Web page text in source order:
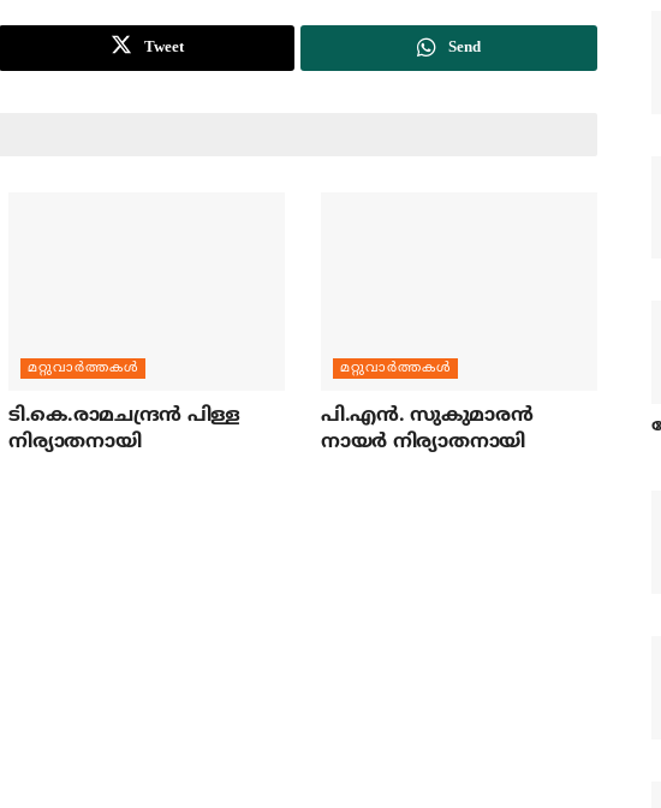
Tweet Send
മറ്റുവാര്‍ത്തകള്‍
ടി.കെ.രാമചന്ദ്രന്‍ പിള്ള
നിര്യാതനായി
മറ്റുവാര്‍ത്തകള്‍
പി.എന്‍. സുകുമാരന്‍
നായര്‍ നിര്യാതനായി